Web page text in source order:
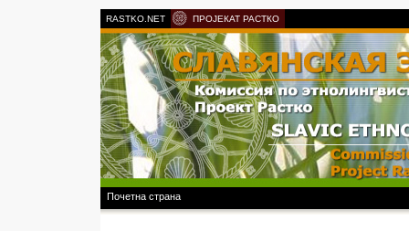
RASTKO.NET ПРОЈЕКАТ РАСТКО
Почетна страна